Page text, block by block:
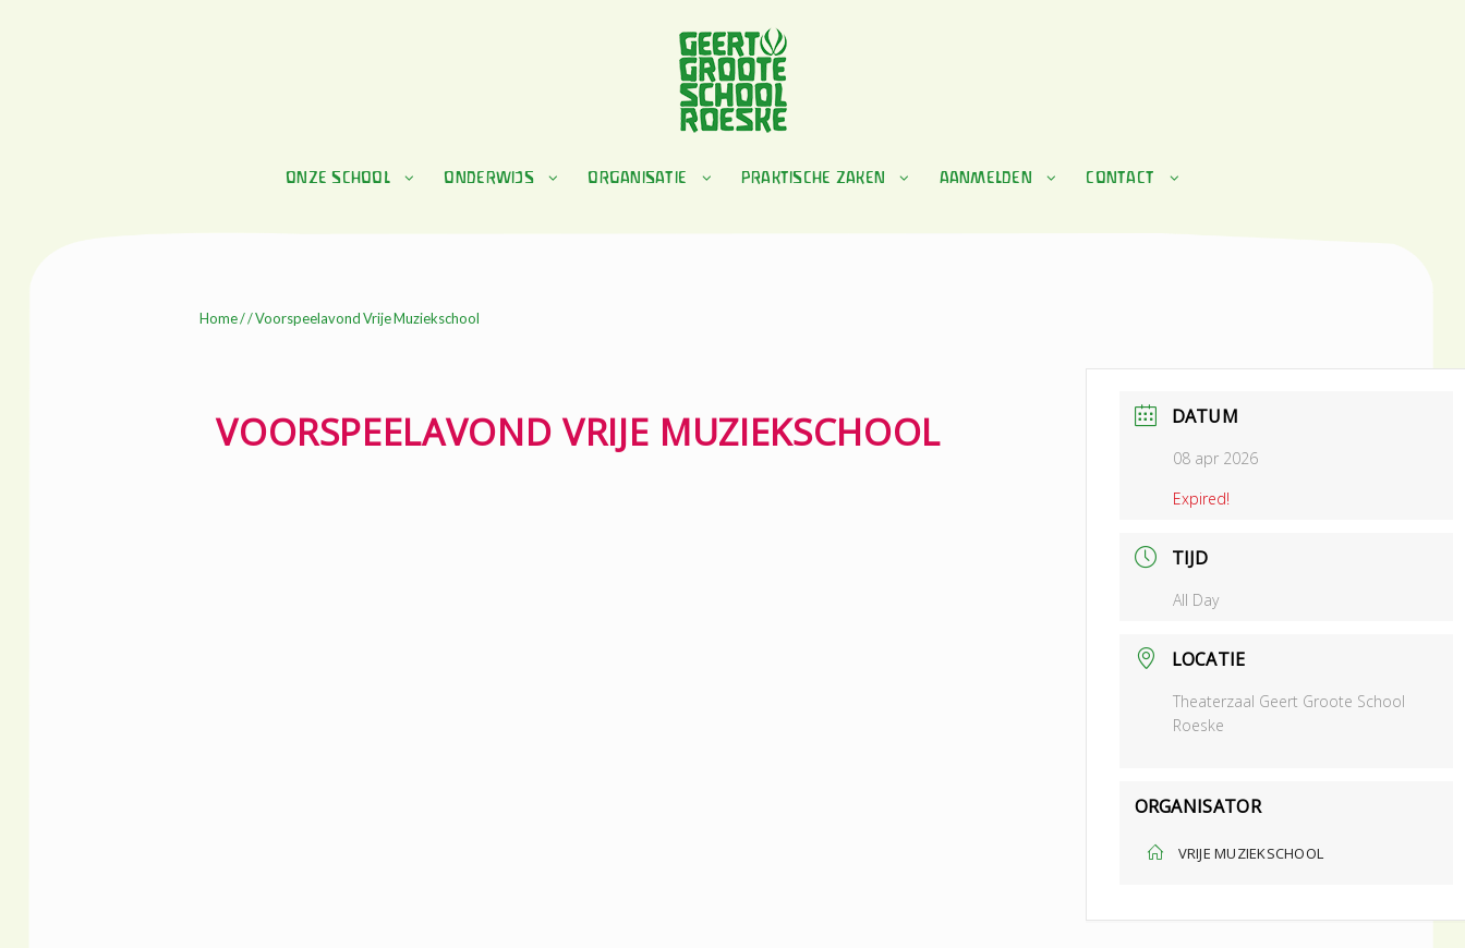
ONZE SCHOOL ONDERWIJS ORGANISATIE PRAKTISCHE ZAKEN AANMELDEN CONTACT
Home/ / Voorspeelavond Vrije Muziekschool
VOORSPEELAVOND VRIJE MUZIEKSCHOOL DATUM
08 apr 2026
Expired!
TIJD
All Day
LOCATIE
Theaterzaal Geert Groote School
Roeske
ORGANISATOR
VRIJE MUZIEKSCHOOL